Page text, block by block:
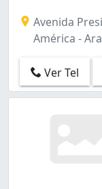
Avenida
América -
Ver Tel